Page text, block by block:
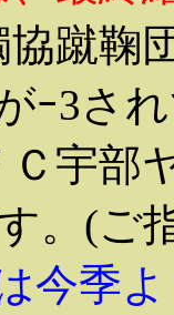
協蹴鞠
ｰ3さ
Ｃ宇
。(ご
今季